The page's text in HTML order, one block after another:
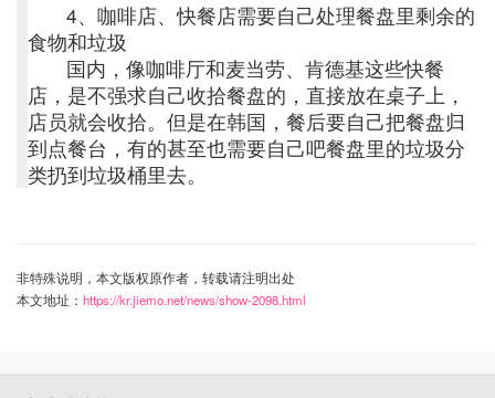
4、咖啡店、快餐店需要自己处理餐盘里剩余的
食物和垃圾
国内，像咖啡厅和麦当劳、肯德基这些快餐
店，是不强求自己收拾餐盘的，直接放在桌子上，
店员就会收拾。但是在韩国，餐后要自己把餐盘归
到点餐台，有的甚至也需要自己吧餐盘里的垃圾分
类扔到垃圾桶里去。
非特殊说明，本文版权原作者，转载请注明出处
本文地址： https://kr.jiemo.net/news/show-2098.html